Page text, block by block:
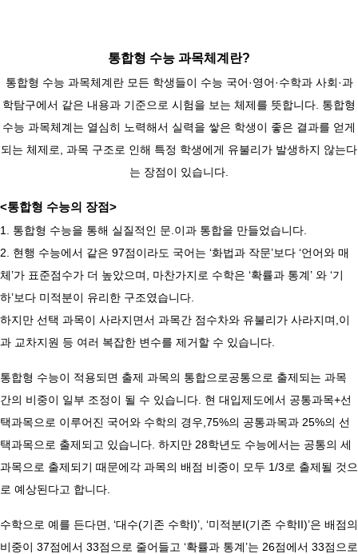
통합형 수능 과목체계란?
통합형 수능 과목체계란 모든 학생들이 수능 국어·영어·수학과 사회·과
학탐구에서 같은 내용과 기준으로 시험을 보는 체제를 뜻합니다. 통합형
수능 과목체계는 열심히 노력해서 실력을 쌓은 학생이 좋은 결과를 얻게
되는 체제로, 과목 구조로 인해 특정 학생에게 유불리가 발생하지 않는다
는 장점이 있습니다.
<통합형 수능의 장점>
1. 통합형 수능을 통해 실질적인 문.이과 통합을 만들었습니다.
2. 현행 수능에서 같은 97점이라도 국어는 ‘화법과 작문’보다 ‘언어와 매
체’가 표준점수가 더 높았으며, 마찬가지로 수학은 ‘확률과 통계’ 와 ‘기
하’보다 미적분이 유리한 구조였습니다.
하지만 선택 과목이 사라지면서 과목간 점수차와 유불리가 사라지며,이
과 교차지원 등 여러 복잡한 변수를 제거할 수 있습니다.
통합형 수능이 적용되면 출제 과목의 통합으로공통으로 출제되는 과목
간의 비중이 일부 조정이 될 수 있습니다. 현 대입제도에서 공통과목+선
택과목으로 이루어진 국어와 수학의 경우,75%의 공통과목과 25%의 선
택과목으로 출제되고 있습니다.​ 하지만 28학년도 수능에서는 공통의 세
과목으로 출제되기 때문에각 과목의 배점 비중이 모두 1/3로 출제될 것으
로 예상된다고 합니다.
수학으로 예를 든다면, ‘대수(기존 수학I)’, ‘미적분I(기존 수학II)’은 배점의
비중이 37점에서 33점으로 줄어들고 ‘확률과 통계’는 26점에서 33점으로